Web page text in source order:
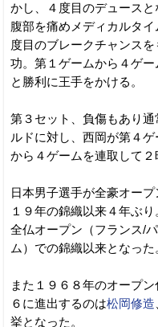
かし、４度目のデュース
腹部を痛めメディカルタ
度目のブレークチャンス
功。第１ゲームから４ゲ
と勝利に王手をかける。
第３セット、負傷もあり
ルドに対し、西岡が第４
から４ゲームを連取して２
日本男子選手が全豪オー
１９年の錦織以来４年ぶ
全仏オープン（フランス/
ム）での錦織以来となった
また１９６８年のオープ
６に進出するのは松岡修造
挙となった。